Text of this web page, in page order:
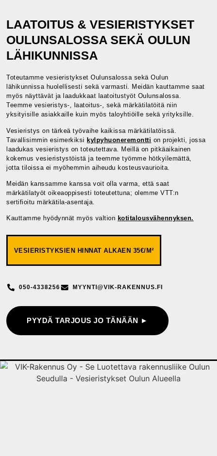
LAATOITUS & VESIERISTYKSET
OULUNSALOSSA SEKÄ OULUN
LÄHIKUNNISSA
Toteutamme vesieristykset Oulunsalossa sekä Oulun
lähikunnissa huolellisesti sekä varmasti. Meidän kauttamme saat
myös näyttävät ja laadukkaat laatoitustyöt Oulunsalossa.
Teemme vesieristys-, laatoitus-, sekä märkätilatöitä niin
yksityisille asiakkaille kuin myös taloyhtiöille sekä yrityksille.
Vesieristys on tärkeä työvaihe kaikissa märkätilatöissä.
Tavallisimmin esimerkiksi kylpyhuoneremontti on projekti, jossa
laadukas vesieristys on toteutettava. Meillä on pitkäaikainen
kokemus vesieristystöistä ja teemme työmme hötkyilemättä,
jotta tiloissa ei myöhemmin aiheudu kosteusvaurioita.
Meidän kanssamme kanssa voit olla varma, että saat
märkätilatyöt oikeaoppisesti toteutettuna; olemme VTT:n
sertifioitu märkätila-asentaja.
Kauttamme hyödynnät myös valtion kotitalousvähennyksen.
VESIERISTYKSIEN HINNAT ALKAEN 35€/M²
050-4338256 MYYNTI@VIK-RAKENNUS.FI
PYYDÄ TARJOUS JO TÄNÄÄN ►